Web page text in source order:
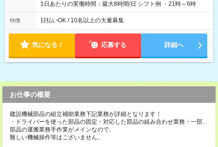
1日あたりの実働時間：最大8時間/日 シフト例 ・21時～6時
特徴 日払いOK / 10名以上の大量募集
気になる！ 応募する 詳細へ
お仕事の概要
建設機械部品の組立補助業務下記業務が詳細となります！
・ドライバーを使った部品の固定・対応した部品の組み合わせ業務・一部、
部品の運搬業務手作業がメインなので、
難しい機械操作等はございません。